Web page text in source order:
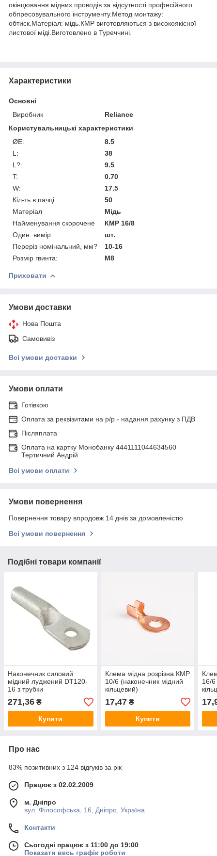
окінцювання мідних проводів за відсутності професійного
обпресовувального інструменту.Метод монтажу:
обтиск.Матеріал: мідь.КМР виготовляються з високоякісної
листової міді.Виготовлено в Туреччині.
Характеристики
Основні
Виробник
Reliance
Користувальницькі характеристики
ØE:
8.5
L:
38
L?:
9.5
T:
0.70
W:
17.5
Кіл-ть в пачці
50
Матеріал
Мідь
Найменування скорочене
КМР 16/8
Один. вимір.
шт.
Переріз номінальний, мм?
10-16
Розмір гвинта:
M8
Приховати
Умови доставки
Нова Пошта
Самовивіз
Всі умови доставки
Умови оплати
Готівкою
Оплата за реквізитами на р/р - надання рахунку з ПДВ
Післяплата
Оплата на картку Монобанку 4441111044634560
Тертичний Андрій
Всі умови оплати
Умови повернення
Повернення товару впродовж 14 днів за домовленістю
Всі умови повернення
Подібні товари компанії
Наконечник силовий
мідний луджений DT120-
16 з трубки
271,36 ₴
Купити
Клема мідна розрізна КМР
10/6 (наконечник мідний
кільцевий)
17,47₴
Купити
16/6
Про нас
83% позитивних з 124 відгуків за рік
Працює з 02.02.2009
м. Дніпро
вул. Філософська, 16, Дніпро, Україна
Контакти
Сьогодні працює з 11:00 до 19:00
Показати весь графік роботи